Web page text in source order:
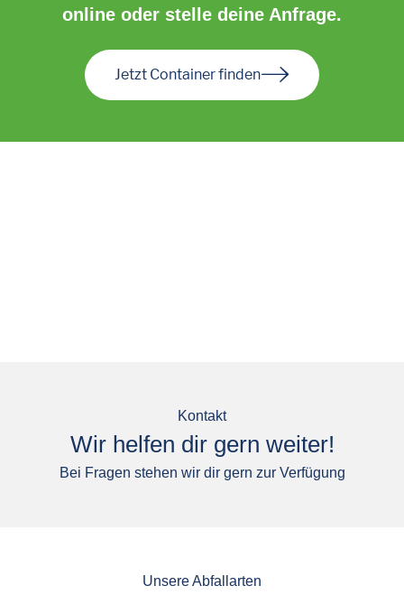
online oder stelle deine Anfrage.
Jetzt Container finden
Kontakt
Wir helfen dir gern weiter!
Bei Fragen stehen wir dir gern zur Verfügung
Unsere Abfallarten